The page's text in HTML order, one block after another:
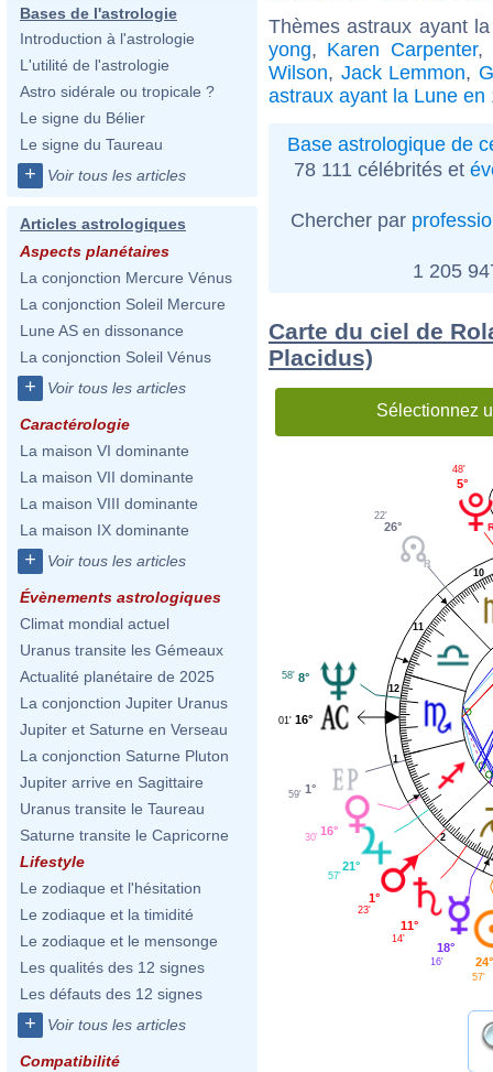
Bases de l'astrologie
Introduction à l'astrologie
L'utilité de l'astrologie
Astro sidérale ou tropicale ?
Le signe du Bélier
Le signe du Taureau
+ Voir tous les articles
Articles astrologiques
Aspects planétaires
La conjonction Mercure Vénus
La conjonction Soleil Mercure
Lune AS en dissonance
La conjonction Soleil Vénus
+ Voir tous les articles
Caractérologie
La maison VI dominante
La maison VII dominante
La maison VIII dominante
La maison IX dominante
+ Voir tous les articles
Évènements astrologiques
Climat mondial actuel
Uranus transite les Gémeaux
Actualité planétaire de 2025
La conjonction Jupiter Uranus
Jupiter et Saturne en Verseau
La conjonction Saturne Pluton
Jupiter arrive en Sagittaire
Uranus transite le Taureau
Saturne transite le Capricorne
Lifestyle
Le zodiaque et l'hésitation
Le zodiaque et la timidité
Le zodiaque et le mensonge
Les qualités des 12 signes
Les défauts des 12 signes
+ Voir tous les articles
Compatibilité
Thèmes astraux ayant
yong, Karen Carpenter,
Wilson, Jack Lemmon,
astraux ayant la Lune en
Base astrologique de
78 111 célébrités et
Chercher par
1 205
Carte du ciel de
Placidus)
Sélectionnez
1
2
10
11
12
5°
48'
26°
22'
8°
58'
16°
01'
1°
59'
16°
30'
21°
57'
1°
23'
11°
14'
18°
16' 24°
57'